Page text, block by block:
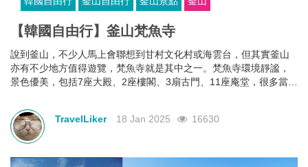
【韓國自由行】釜山梵魚寺
說到釜山，不少人馬上會聯想到甘村文化村或海雲台，但其實釜山
亦有不少地方值得遊覽，梵魚寺就是其中之一。梵魚寺環境靜謐，
景色優美，包括7座大殿、2座樓閣、3扇古門、11座庵堂，很多當地
TravelLiker 18 Jan 2025 16630